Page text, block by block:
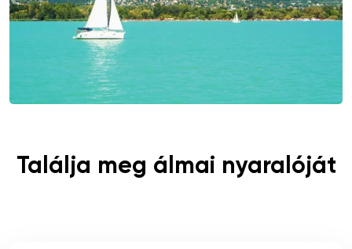
Találja meg álmai nyaralóját